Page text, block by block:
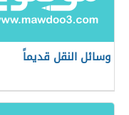
وسائل النقل قديماً